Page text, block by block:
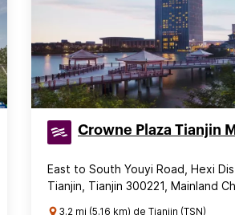
Crowne Plaza Tianjin
East to South Youyi Road, Hexi
Tianjin, Tianjin 300221, Mainland
3.2 mi (5.16 km) de Tianjin (TSN)